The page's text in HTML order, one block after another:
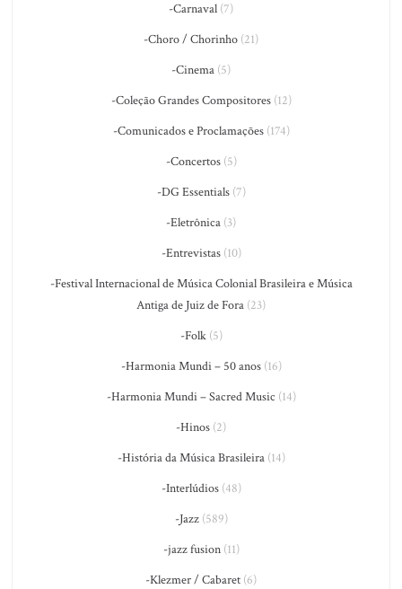
-Carnaval (7)
-Choro / Chorinho (21)
-Cinema (5)
-Coleção Grandes Compositores(12)
-Comunicados e Proclamações(174)
-Concertos(5)
-DG Essentials(7)
-Eletrônica (3)
-Entrevistas(10)
-Festival Internacional de Música Colonial Brasileira e Música
Antiga de Juiz de Fora (23)
-Folk(5)
-Harmonia Mundi – 50 anos(16)
-Harmonia Mundi – Sacred Music (14)
-Hinos (2)
-História da Música Brasileira(14)
-Interlúdios(48)
-Jazz(589)
-jazz fusion(11)
-Klezmer / Cabaret (6)